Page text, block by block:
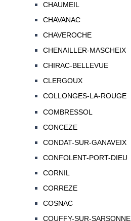
CHAUMEIL
CHAVANAC
CHAVEROCHE
CHENAILLER-MASCHEIX
CHIRAC-BELLEVUE
CLERGOUX
COLLONGES-LA-ROUGE
COMBRESSOL
CONCEZE
CONDAT-SUR-GANAVEIX
CONFOLENT-PORT-DIEU
CORNIL
CORREZE
COSNAC
COUFFY-SUR-SARSONNE